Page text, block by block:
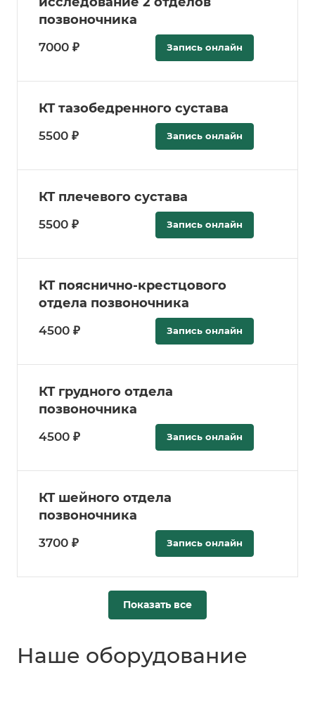
позвоночника
7000 ₽ Запись онлайн
КТ тазобедренного сустава
5500 ₽ Запись онлайн
КТ плечевого сустава
5500 ₽ Запись онлайн
КТ пояснично-крестцового
отдела позвоночника
4500 ₽ Запись онлайн
КТ грудного отдела
позвоночника
4500 ₽ Запись онлайн
КТ шейного отдела
позвоночника
3700 ₽ Запись онлайн
Показать все
Наше оборудование